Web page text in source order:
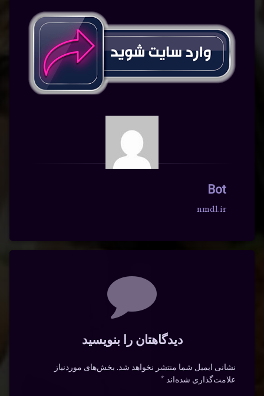
Bot
nmdl.ir
دیدگاهتان را بنویسید
نشانی ایمیل شما منتشر نخواهد شد. بخش‌های موردنیاز
علامت‌گذاری شده‌اند*